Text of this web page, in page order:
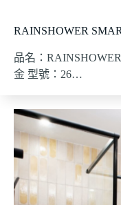
RAINSHOWER
品名：
金 型號：26…